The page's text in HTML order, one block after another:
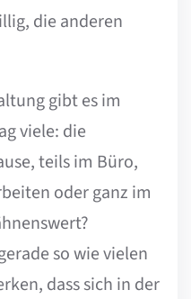
die anderen
gibt es im
viele: die
teils im Büro,
oder ganz im
so wie vielen
dass sich in der